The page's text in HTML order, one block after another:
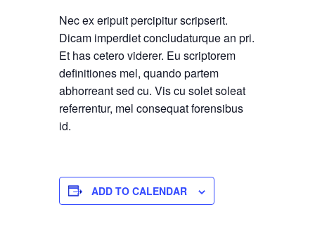
Nec ex eripuit percipitur scripserit.
Dicam imperdiet concludaturque an pri.
Et has cetero viderer. Eu scriptorem
definitiones mel, quando partem
abhorreant sed cu. Vis cu solet soleat
referrentur, mel consequat forensibus
id.
ADD TO CALENDAR